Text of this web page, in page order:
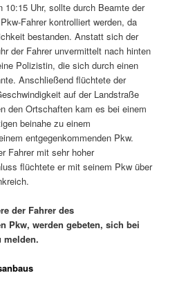
10:15 Uhr, sollte durch Beamte der
Fahrer kontrolliert werden, da
bestanden. Anstatt sich der
der Fahrer unvermittelt nach hinten
Polizistin, die sich durch einen
Anschließend flüchtete der
auf der Landstraße
den Ortschaften kam es bei einem
beinahe zu einem
entgegenkommenden Pkw.
Fahrer mit sehr hoher
flüchtete er mit seinem Pkw über
der Fahrer des
Pkw, werden gebeten, sich bei
melden.